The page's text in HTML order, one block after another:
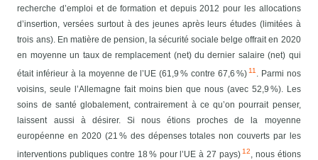
recherche d’emploi et de formation et depuis 2012 pour les allocations
d’insertion, versées surtout à des jeunes après leurs études (limitées à
trois ans). En matière de pension, la sécurité sociale belge offrait en 2020
en moyenne un taux de remplacement (net) du dernier salaire (net) qui
était inférieur à la moyenne de l’UE (61,9 % contre 67,6 %) 11 . Parmi nos
voisins, seule l’Allemagne fait moins bien que nous (avec 52,9 %). Les
soins de santé globalement, contrairement à ce qu’on pourrait penser,
laissent aussi à désirer. Si nous étions proches de la moyenne
européenne en 2020 (21 % des dépenses totales non couverts par les
interventions publiques contre 18 % pour l’UE à 27 pays) 12, nous étions